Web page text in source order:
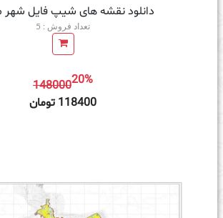
دانلود نقشه های شیپ فایل شهر
تعداد فروش : 5
14800020%
118400 تومان